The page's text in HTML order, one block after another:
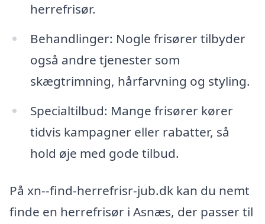
herrefrisør.
Behandlinger: Nogle frisører tilbyder
også andre tjenester som
skægtrimning, hårfarvning og styling.
Specialtilbud: Mange frisører kører
tidvis kampagner eller rabatter, så
hold øje med gode tilbud.
På xn--find-herrefrisr-jub.dk kan du nemt
finde en herrefrisør i Asnæs, der passer til